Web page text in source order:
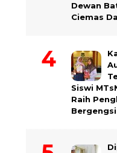
Dewan
Ciemas
Siswi
Raih
Bergengsi